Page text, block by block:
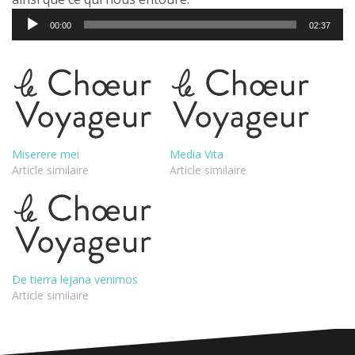
Lecteur
audio
00:00 02:37
Miserere mei
Article similaire
Media Vita
Article similaire
De tierra lejana venimos
Article similaire